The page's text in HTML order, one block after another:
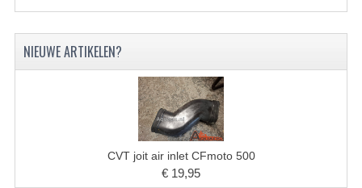
VERLICHTING
WIELEN EN BANDEN
ACCESSOIRES
GEREEDSCHAP
BASHAN 300S-18
NIEUWE ARTIKELEN?
CVT joit air inlet CFmoto 500
€ 19,95